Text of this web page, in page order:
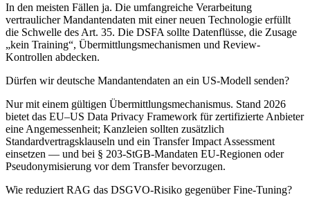
In den meisten Fällen ja. Die umfangreiche Verarbeitung
vertraulicher Mandantendaten mit einer neuen Technologie erfüllt
die Schwelle des Art. 35. Die DSFA sollte Datenflüsse, die Zusage
„kein Training“, Übermittlungsmechanismen und Review-
Kontrollen abdecken.
Dürfen wir deutsche Mandantendaten an ein US-Modell senden?
Nur mit einem gültigen Übermittlungsmechanismus. Stand 2026
bietet das EU–US Data Privacy Framework für zertifizierte Anbieter
eine Angemessenheit; Kanzleien sollten zusätzlich
Standardvertragsklauseln und ein Transfer Impact Assessment
einsetzen — und bei § 203-StGB-Mandaten EU-Regionen oder
Pseudonymisierung vor dem Transfer bevorzugen.
Wie reduziert RAG das DSGVO-Risiko gegenüber Fine-Tuning?